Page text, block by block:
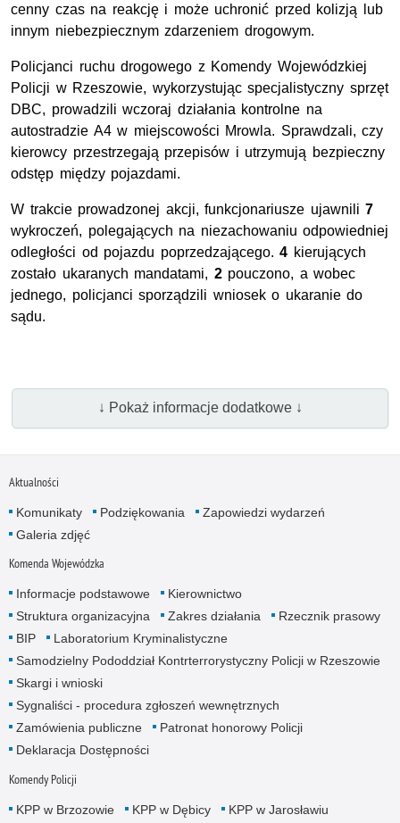
cenny czas na reakcję i może uchronić przed kolizją lub
innym niebezpiecznym zdarzeniem drogowym.
Policjanci ruchu drogowego z Komendy Wojewódzkiej
Policji w Rzeszowie, wykorzystując specjalistyczny sprzęt
DBC, prowadzili wczoraj działania kontrolne na
autostradzie A4 w miejscowości Mrowla. Sprawdzali, czy
kierowcy przestrzegają przepisów i utrzymują bezpieczny
odstęp między pojazdami.
W trakcie prowadzonej akcji, funkcjonariusze ujawnili7
wykroczeń, polegających na niezachowaniu odpowiedniej
odległości od pojazdu poprzedzającego.4 kierujących
zostało ukaranych mandatami, 2pouczono, a wobec
jednego, policjanci sporządzili wniosek o ukaranie do
sądu.
↓ Pokaż informacje dodatkowe ↓
Aktualności
Komunikaty Podziękowania
Zapowiedzi wydarzeń
Galeria zdjęć
Komenda Wojewódzka
Informacje podstawowe
Kierownictwo
Struktura organizacyjna
Zakres działania
Rzecznik prasowy
BIP
Laboratorium Kryminalistyczne
Samodzielny Pododdział Kontrterrorystyczny Policji w Rzeszowie
Skargi i wnioski
Sygnaliści - procedura zgłoszeń wewnętrznych
Zamówienia publiczne
Patronat honorowy Policji
Deklaracja Dostępności
Komendy Policji
KPP w Brzozowie KPP w Dębicy
KPP w Jarosławiu